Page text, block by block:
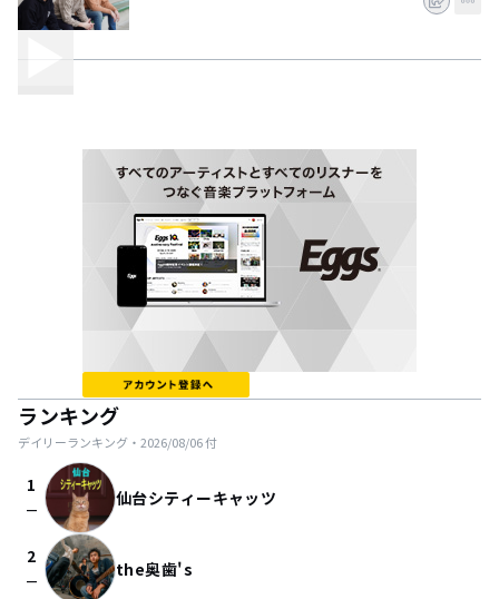
ランキング
デイリーランキング・ 2026/08/06付
1
check_indeterminate_small 仙台シティーキャッツ
2
check_indeterminate_small the奥歯's